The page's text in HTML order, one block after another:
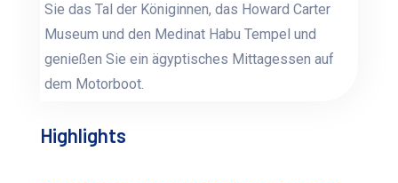
Sie das Tal der Königinnen, das Howard Carter
Museum und den Medinat Habu Tempel und
genießen Sie ein ägyptisches Mittagessen auf
dem Motorboot.
Highlights